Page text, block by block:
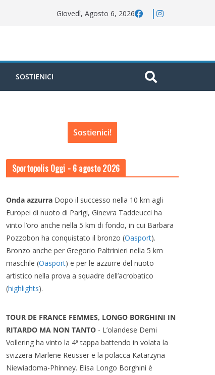
Giovedì, Agosto 6, 2026
SOSTIENICI
Sostienici!
Sportopolis Oggi - 6 agosto 2026
Onda azzurra Dopo il successo nella 10 km agli
Europei di nuoto di Parigi, Ginevra Taddeucci ha
vinto l’oro anche nella 5 km di fondo, in cui Barbara
Pozzobon ha conquistato il bronzo (Oasport).
Bronzo anche per Gregorio Paltrinieri nella 5 km
maschile (Oasport) e per le azzurre del nuoto
artistico nella prova a squadre dell’acrobatico
(highlights).
TOUR DE FRANCE FEMMES, LONGO BORGHINI IN
RITARDO MA NON TANTO - L’olandese Demi
Vollering ha vinto la 4ª tappa battendo in volata la
svizzera Marlene Reusser e la polacca Katarzyna
Niewiadoma-Phinney. Elisa Longo Borghini è